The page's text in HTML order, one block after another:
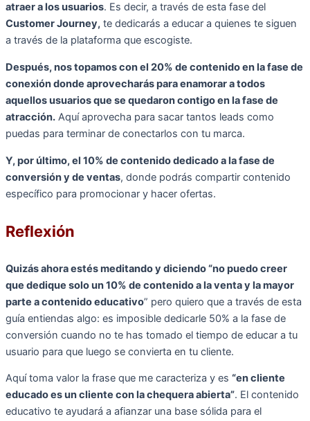
atraer a los usuarios. Es decir, a través de esta fase del
Customer Journey, te dedicarás a educar a quienes te siguen
a través de la plataforma que escogiste.
Después, nos topamos con el 20% de contenido en la fase de
conexión donde aprovecharás para enamorar a todos
aquellos usuarios que se quedaron contigo en la fase de
atracción. Aquí aprovecha para sacar tantos leads como
puedas para terminar de conectarlos con tu marca.
Y, por último, el 10% de contenido dedicado a la fase de
conversión y de ventas, donde podrás compartir contenido
específico para promocionar y hacer ofertas.
Reflexión
Quizás ahora estés meditando y diciendo “no puedo creer
que dedique solo un 10% de contenido a la venta y la mayor
parte a contenido educativo” pero quiero que a través de esta
guía entiendas algo: es imposible dedicarle 50% a la fase de
conversión cuando no te has tomado el tiempo de educar a tu
usuario para que luego se convierta en tu cliente.
Aquí toma valor la frase que me caracteriza y es “en cliente
educado es un cliente con la chequera abierta”. El contenido
educativo te ayudará a afianzar una base sólida para el